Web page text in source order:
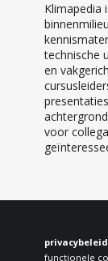
Klimapedia
technische
en
voor
functionele